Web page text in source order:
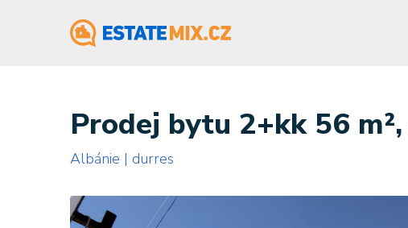
Prodej bytu 2+kk 56
Albánie | durres